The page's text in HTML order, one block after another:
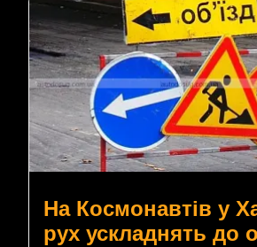
На Космонавтів у
рух ускладнять до